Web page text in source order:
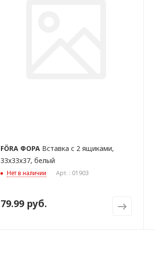
FÖRA ФОРА Вставка с 2 ящиками,
33х33х37, белый
Нет в наличии Арт. : 01903
79.99 руб.